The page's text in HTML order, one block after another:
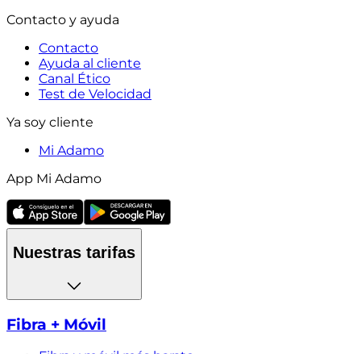
Contacto y ayuda
Contacto
Ayuda al cliente
Canal Ético
Test de Velocidad
Ya soy cliente
Mi Adamo
App Mi Adamo
Nuestras tarifas
Fibra + Móvil